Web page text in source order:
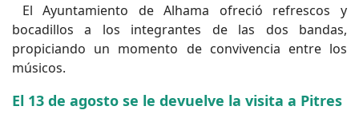
El Ayuntamiento de Alhama ofreció refrescos y
bocadillos a los integrantes de las dos bandas,
propiciando un momento de convivencia entre los
músicos.
El 13 de agosto se le devuelve la visita a Pitres